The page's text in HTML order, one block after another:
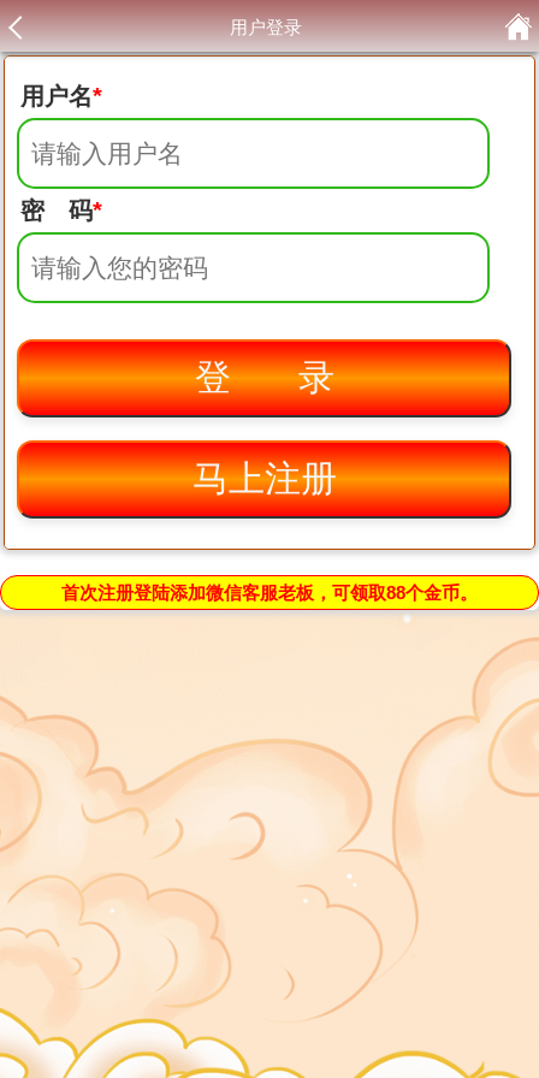
用户登录
用户名*
密 码*
首次注册登陆添加微信客服老板，可领取88个金币。